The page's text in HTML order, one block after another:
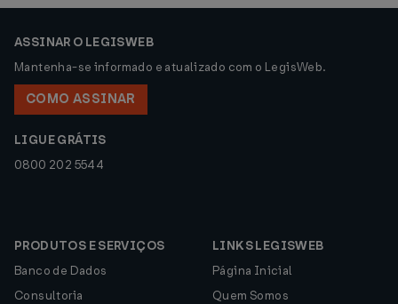
ASSINAR O LEGISWEB
Mantenha-se informado e atualizado com o LegisWeb.
COMO ASSINAR
LIGUE GRÁTIS
0800 202 5544
PRODUTOS E SERVIÇOS
Banco de Dados
Consultoria
LINKS LEGISWEB
Página Inicial
Quem Somos